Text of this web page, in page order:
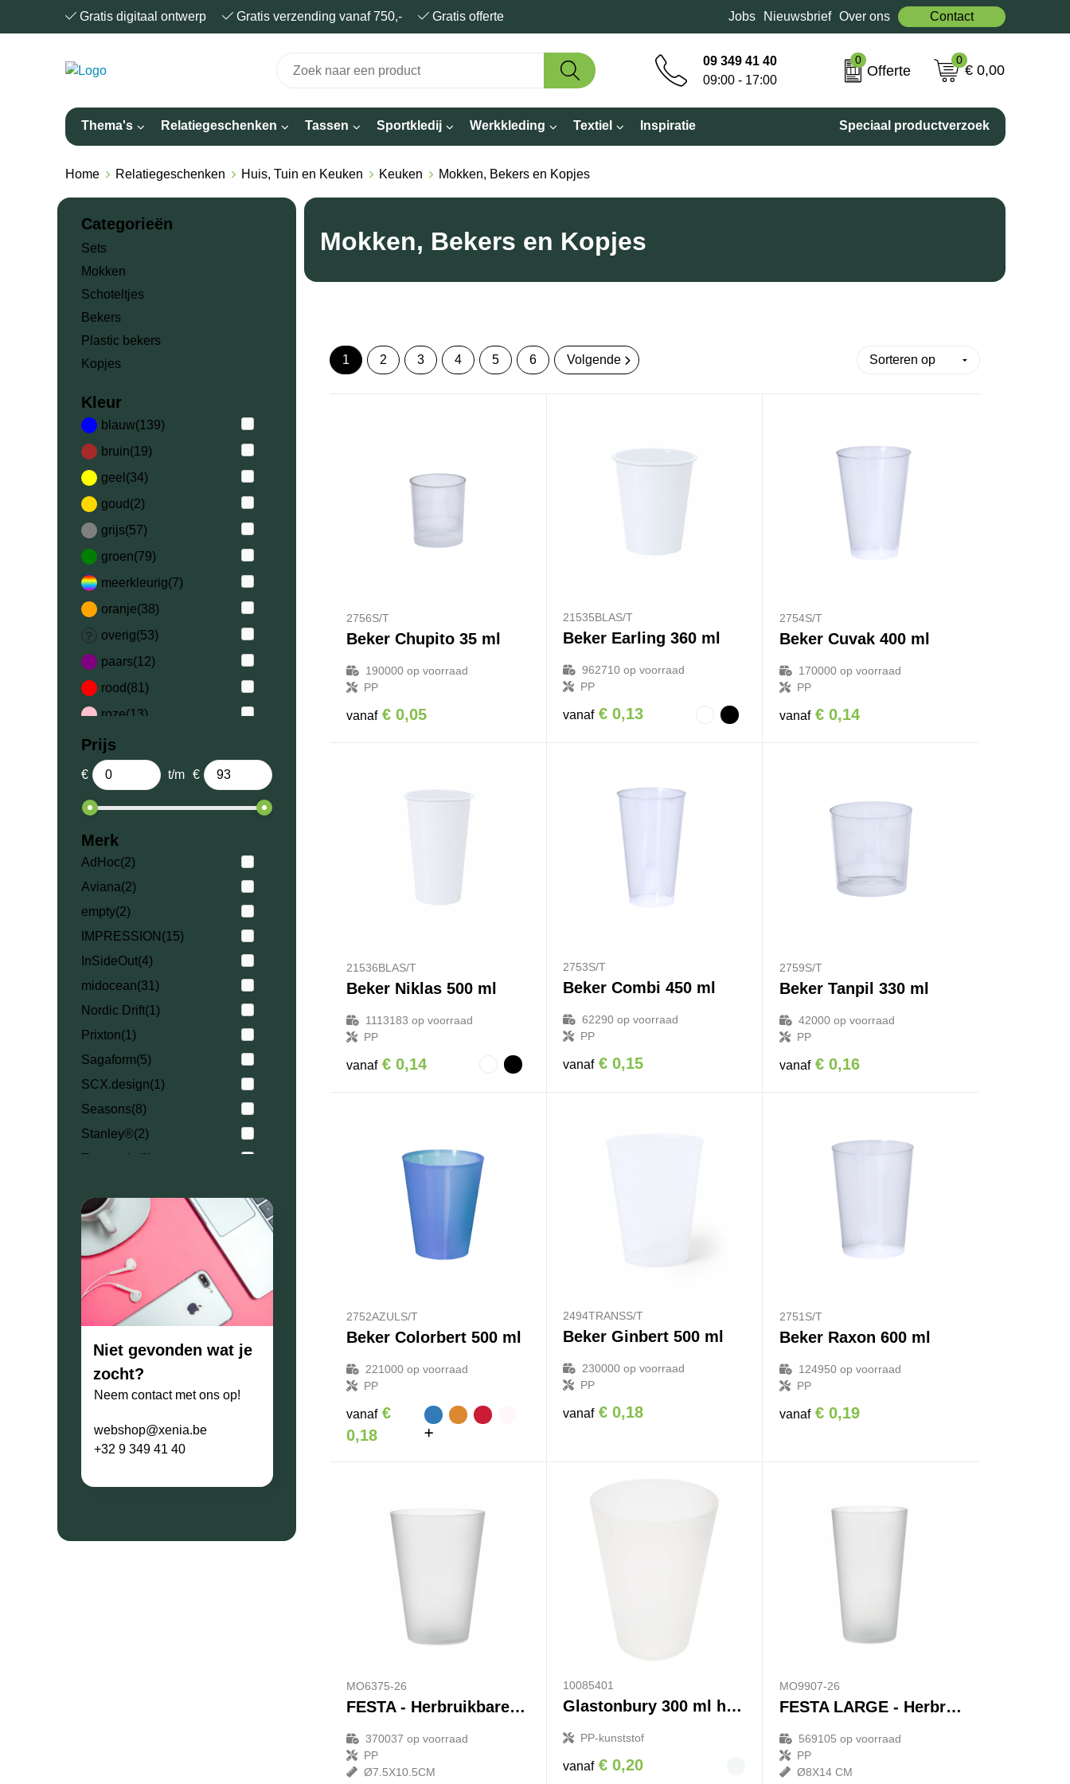
Gratis digitaal ontwerp Gratis verzending vanaf 750,- Gratis offerte Jobs Nieuwsbrief Over ons Contact
09 349 41 40
09:00 - 17:00
0
Offerte
0
€ 0,00
Thema's Relatiegeschenken Tassen Sportkledij Werkkleding Textiel Inspiratie Speciaal productverzoek
Home Relatiegeschenken Huis, Tuin en Keuken Keuken Mokken, Bekers en Kopjes
Categorieën
Sets
Mokken
Schoteltjes
Bekers
Plastic bekers
Kopjes
Kleur
blauw(139)
bruin(19)
geel (34)
goud (2)
grijs(57)
groen(79)
meerkleurig(7)
oranje(38)
overig(53)
paars(12)
rood (81)
roze(13)
tweekleurig
wit
zilver(14)
Prijs
€ t/m €
Merk
AdHoc(2)
Aviana(2)
empty(2)
IMPRESSION (15)
InSideOut(4)
midocean(31)
Nordic Drift(1)
Prixton(1)
Sagaform(5)
SCX.design(1)
Seasons(8)
Stanley®(2)
T-ceramic
(2)
Vinga
XD Collection
Niet gevonden wat je
zocht?
Neem contact met ons op!
webshop@xenia.be
+32 9 349 41 40
Mokken, Bekers en Kopjes
1 2 3 4 5 6 Volgende
2756S/T
Beker Chupito 35 ml
190000op voorraad
PP
vanaf € 0,05
21535BLAS/T
Beker Earling 360 ml
962710op voorraad
PP
vanaf € 0,13
2754S/T
Beker Cuvak 400 ml
170000 op voorraad
PP
vanaf € 0,14
21536BLAS/T
Beker Niklas 500 ml
1113183 op voorraad
PP
vanaf € 0,14
2753S/T
Beker Combi 450 ml
62290op voorraad
PP
vanaf € 0,15
2759S/T
Beker Tanpil 330 ml
42000 op voorraad
PP
vanaf € 0,16
2752AZULS/T
Beker Colorbert 500 ml
221000op voorraad
PP
vanaf €
0,18
2494TRANSS/T
Beker Ginbert 500 ml
230000op voorraad
PP
vanaf € 0,18
2751S/T
Beker Raxon 600 ml
124950 op voorraad
PP
vanaf € 0,19
MO6375-26
FESTA - Herbruikbare event beker 300ml
370037 op voorraad
PP
Ø7.5X10.5CM
10085401
Glastonbury 300 ml herbruikbare plastic beker
PP-kunststof
vanaf € 0,20
MO9907-26
FESTA LARGE - Herbruikbare event beker 500ml
569105 op voorraad
PP
Ø8X14 CM